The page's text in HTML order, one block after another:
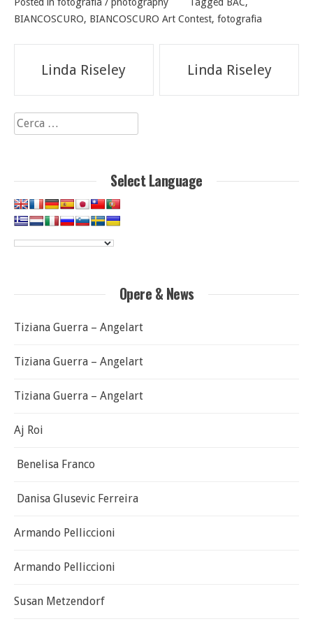
BIANCOSCURO, BIANCOSCURO Art Contest, fotografia
Navigazione
articoli
Linda Riseley Linda Riseley
Ricerca
per:
Select Language
Opere & News
Tiziana Guerra – Angelart
Tiziana Guerra – Angelart
Tiziana Guerra – Angelart
Aj Roi
Benelisa Franco
Danisa Glusevic Ferreira
Armando Pelliccioni
Armando Pelliccioni
Susan Metzendorf